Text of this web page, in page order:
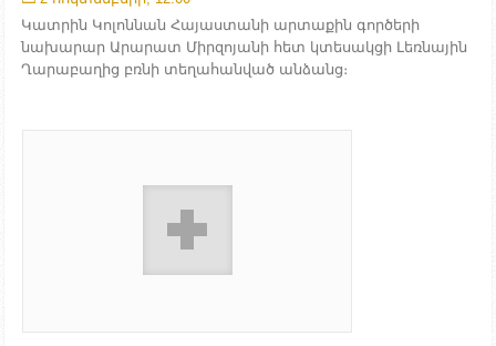
Կատրին Կոլոննան Հայաստանի արտաքին գործերի
նախարար Արարատ Միրզոյանի հետ կտեսակցի Լեռնային
Ղարաբաղից բռնի տեղահանված անձանց։